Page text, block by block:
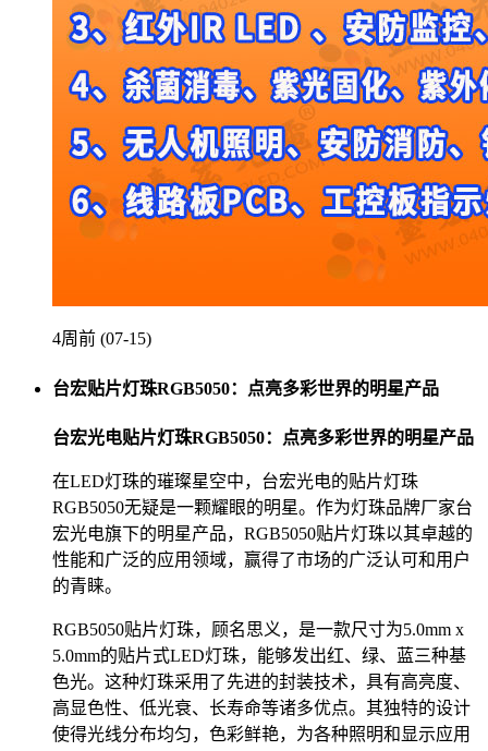
4周前 (07-15)
台宏贴片灯珠RGB5050：点亮多彩世界的明星产品
台宏光电贴片灯珠RGB5050：点亮多彩世界的明星产品
在LED灯珠的璀璨星空中，台宏光电的贴片灯珠
RGB5050无疑是一颗耀眼的明星。作为灯珠品牌厂家台
宏光电旗下的明星产品，RGB5050贴片灯珠以其卓越的
性能和广泛的应用领域，赢得了市场的广泛认可和用户
的青睐。
RGB5050贴片灯珠，顾名思义，是一款尺寸为5.0mm x
5.0mm的贴片式LED灯珠，能够发出红、绿、蓝三种基
色光。这种灯珠采用了先进的封装技术，具有高亮度、
高显色性、低光衰、长寿命等诸多优点。其独特的设计
使得光线分布均匀，色彩鲜艳，为各种照明和显示应用